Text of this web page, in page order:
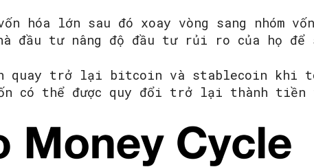
hóa lớn sau đó xoay vòng sang nhóm
đầu tư nâng độ đầu tư rủi ro của họ để
quay trở lại bitcoin và stablecoin khi
có thể được quy đổi trở lại thành